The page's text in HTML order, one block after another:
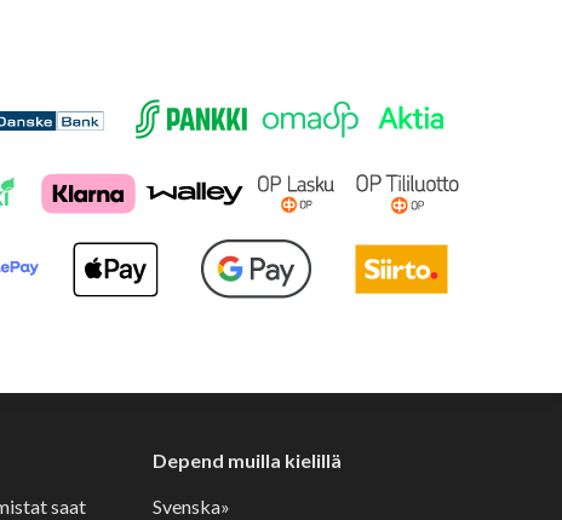
saat
Depend muilla kielillä
Svenska»